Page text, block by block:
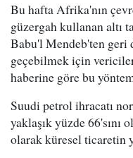
Bu hafta Afrika'nın
güzergah kullanan altı
Babu'l Mendeb'ten geri
geçebilmek için
haberine göre bu
Suudi petrol ihracatı
yaklaşık yüzde 66'sını
olarak küresel ticaretin